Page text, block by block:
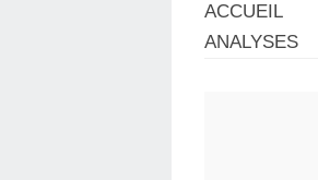
ACCUEIL
ANALYSES